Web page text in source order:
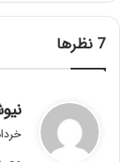
‫7 نظرها
خرداد 29, 1402 در